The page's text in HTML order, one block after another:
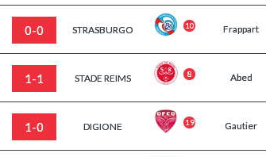
0-0 STRASBURGO 10 Frappart
1-1 STADE REIMS 8 Abed
1-0 DIGIONE 19 Gautier